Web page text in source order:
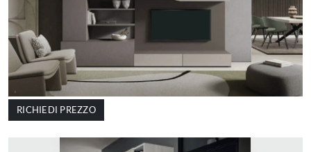
RICHIEDI PREZZO